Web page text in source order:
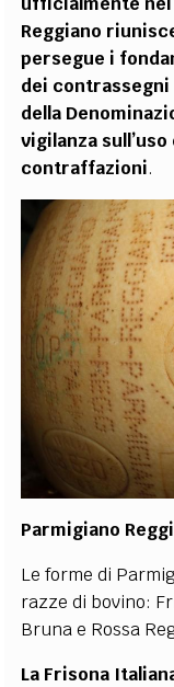
Reggiano
persegue i
dei
della
vigilanza
contraffazioni.
Parmigiano
Le forme di
razze di bovino:
Bruna e Rossa
La Frisona